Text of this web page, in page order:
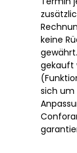
keine
gekauft
sich um